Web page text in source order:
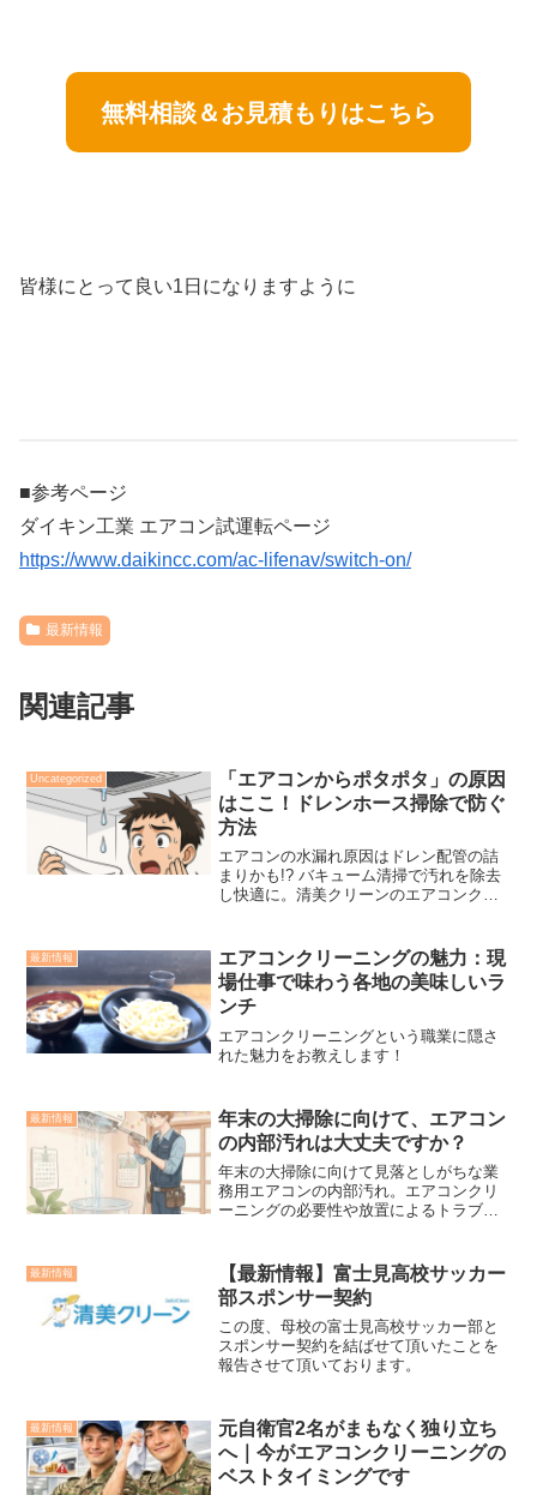
無料相談＆お見積もりはこちら
皆様にとって良い1日になりますように
■参考ページ
ダイキン工業 エアコン試運転ページ
https://www.daikincc.com/ac-lifenav/switch-on/
最新情報
関連記事
Uncategorized
「エアコンからポタポタ」の原因
はここ！ドレンホース掃除で防ぐ
方法
エアコンの水漏れ原因はドレン配管の詰
まりかも!? バキューム清掃で汚れを除去
し快適に。清美クリーンのエアコンクリ
最新情報
エアコンクリーニングの魅力：現
場仕事で味わう各地の美味しいラ
ンチ
エアコンクリーニングという職業に隠さ
れた魅力をお教えします！
最新情報
年末の大掃除に向けて、エアコン
の内部汚れは大丈夫ですか？
年末の大掃除に向けて見落としがちな業
務用エアコンの内部汚れ。エアコンクリ
ーニングの必要性や放置によるトラブ
最新情報
【最新情報】富士見高校サッカー
部スポンサー契約
この度、母校の富士見高校サッカー部と
スポンサー契約を結ばせて頂いたことを
報告させて頂いております。
最新情報
元自衛官2名がまもなく独り立ち
へ｜今がエアコンクリーニングの
ベストタイミングです